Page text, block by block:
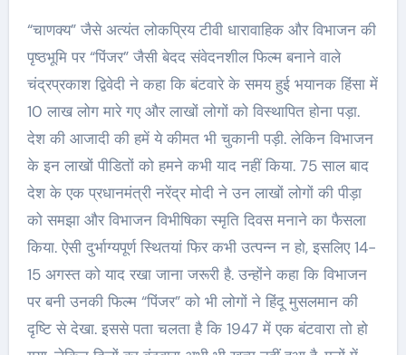
“चाणक्य” जैसे अत्यंत लोकप्रिय टीवी धारावाहिक और विभाजन की
पृष्ठभूमि पर “पिंजर” जैसी बेदद संवेदनशील फिल्म बनाने वाले
चंद्रप्रकाश द्विवेदी ने कहा कि बंटवारे के समय हुई भयानक हिंसा में
10 लाख लोग मारे गए और लाखों लोगों को विस्थापित होना पड़ा.
देश की आजादी की हमें ये कीमत भी चुकानी पड़ी. लेकिन विभाजन
के इन लाखों पीडितों को हमने कभी याद नहीं किया. 75 साल बाद
देश के एक प्रधानमंत्री नरेंद्र मोदी ने उन लाखों लोगों की पीड़ा
को समझा और विभाजन विभीषिका स्मृति दिवस मनाने का फैसला
किया. ऐसी दुर्भाग्यपूर्ण स्थितयां फिर कभी उत्पन्न न हो, इसलिए 14-
15 अगस्त को याद रखा जाना जरूरी है. उन्होंने कहा कि विभाजन
पर बनी उनकी फिल्म “पिंजर” को भी लोगों ने हिंदू मुसलमान की
दृष्टि से देखा. इससे पता चलता है कि 1947 में एक बंटवारा तो हो